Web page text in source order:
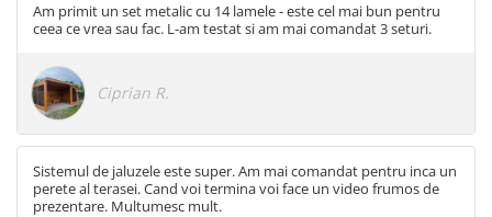
Am primit un set metalic cu 14 lamele - este cel mai bun pentru
ceea ce vrea sau fac. L-am testat si am mai comandat 3 seturi.
Ciprian R.
Sistemul de jaluzele este super. Am mai comandat pentru inca un
perete al terasei. Cand voi termina voi face un video frumos de
prezentare. Multumesc mult.